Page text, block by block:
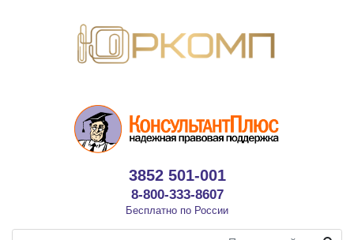
3852 501-001
8-800-333-8607
Бесплатно по России